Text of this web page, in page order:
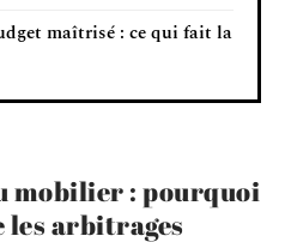
maîtrisé : ce qui fait la
mobilier : pourquoi
les arbitrages